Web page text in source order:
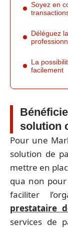
Soyez en
Déléguez
La
facilement
solution
Pour une
solution de
mettre en
qua non
faciliter
prestataire
services de